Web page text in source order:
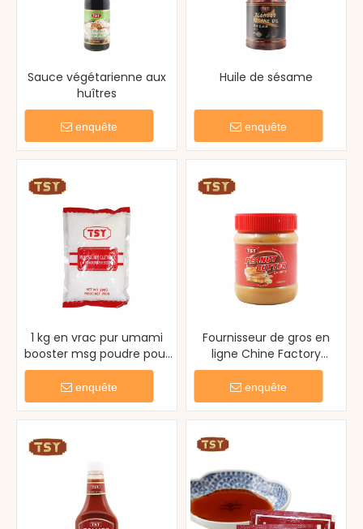
Sauce végétarienne aux
huîtres
enquête
Huile de sésame
enquête
1 kg en vrac pur umami
booster msg poudre pour
la cuisson à la soupe
enquête
Fournisseur de gros en
ligne Chine Factory
Original Natural
Handmade Arachut Butter
enquête